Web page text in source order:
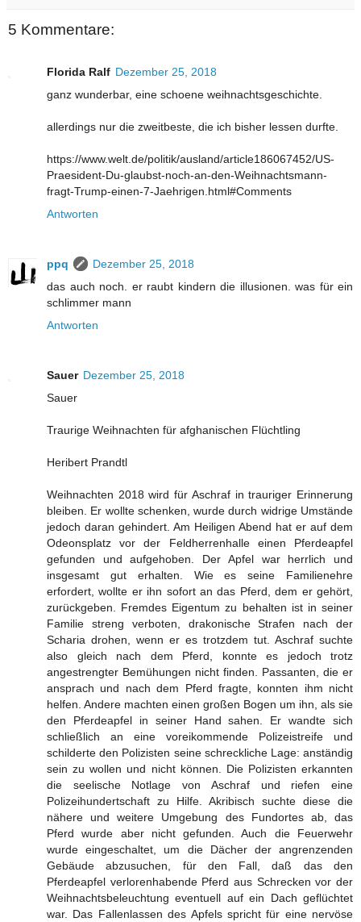
5 Kommentare:
Florida Ralf Dezember 25, 2018
ganz wunderbar, eine schoene weihnachtsgeschichte.
allerdings nur die zweitbeste, die ich bisher lessen durfte.
https://www.welt.de/politik/ausland/article186067452/US-
Praesident-Du-glaubst-noch-an-den-Weihnachtsmann-
fragt-Trump-einen-7-Jaehrigen.html#Comments
Antworten
ppq
Dezember 25, 2018
das auch noch. er raubt kindern die illusionen. was für ein
schlimmer mann
Antworten
Sauer Dezember 25, 2018
Sauer
Traurige Weihnachten für afghanischen Flüchtling
Heribert Prandtl
Weihnachten 2018 wird für Aschraf in trauriger Erinnerung
bleiben. Er wollte schenken, wurde durch widrige Umstände
jedoch daran gehindert. Am Heiligen Abend hat er auf dem
Odeonsplatz vor der Feldherrenhalle einen Pferdeapfel
gefunden und aufgehoben. Der Apfel war herrlich und
insgesamt gut erhalten. Wie es seine Familienehre
erfordert, wollte er ihn sofort an das Pferd, dem er gehört,
zurückgeben. Fremdes Eigentum zu behalten ist in seiner
Familie streng verboten, drakonische Strafen nach der
Scharia drohen, wenn er es trotzdem tut. Aschraf suchte
also gleich nach dem Pferd, konnte es jedoch trotz
angestrengter Bemühungen nicht finden. Passanten, die er
ansprach und nach dem Pferd fragte, konnten ihm nicht
helfen. Andere machten einen großen Bogen um ihn, als sie
den Pferdeapfel in seiner Hand sahen. Er wandte sich
schließlich an eine voreikommende Polizeistreife und
schilderte den Polizisten seine schreckliche Lage: anständig
sein zu wollen und nicht können. Die Polizisten erkannten
die seelische Notlage von Aschraf und riefen eine
Polizeihundertschaft zu Hilfe. Akribisch suchte diese die
nähere und weitere Umgebung des Fundortes ab, das
Pferd wurde aber nicht gefunden. Auch die Feuerwehr
wurde eingeschaltet, um die Dächer der angrenzenden
Gebäude abzusuchen, für den Fall, daß das den
Pferdeapfel verlorenhabende Pferd aus Schrecken vor der
Weihnachtsbeleuchtung eventuell auf ein Dach geflüchtet
war. Das Fallenlassen des Apfels spricht für eine nervöse